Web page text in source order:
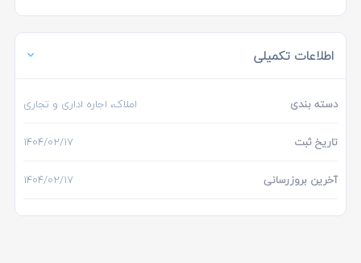
اطلاعات تکمیلی
دسته بندی املاک، اجاره اداری و تجاری
تاریخ ثبت ۱۴۰۴/۰۲/۱۷
آخرین بروزرسانی ۱۴۰۴/۰۲/۱۷